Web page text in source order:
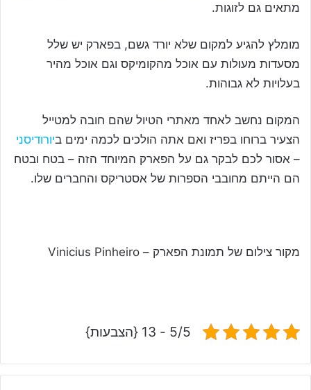
מתאים גם לזוגות.
מומלץ להגיע למקום שלא יורד גשם, בפארק יש שלל
מסעדות מעולות עם אוכל מהקומיקס וגם אוכל מהיר
בעלויות לא גבוהות.
המקום נחשב לאחד מאתרי הטיול שהם חובה למטייל
הצעיר ברוחו בפריז ואם אתה הולכים לכמה ימים ביורודיסני
– אסור לכם לבקר גם על הפארק המיוחד הזה – בטח ובטח
הם הייתם מחובבי הספרות של אסטריקס והחברים שלו.
מקור צילום של תמונת הפארק – Vinicius Pinheiro
5/5 - 13 {הצבעות}